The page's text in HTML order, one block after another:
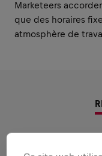
Marketeers
que des horaires
atmosphère de